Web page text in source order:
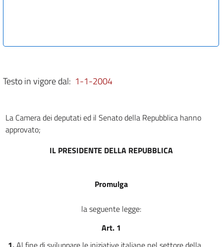
Testo in vigore dal: 1-1-2004
La Camera dei deputati ed il Senato della Repubblica hanno
approvato;
IL PRESIDENTE DELLA REPUBBLICA
Promulga
la seguente legge:
Art. 1